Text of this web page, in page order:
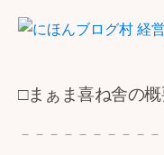
□まぁま喜ね舎の
－－－－－－－－－